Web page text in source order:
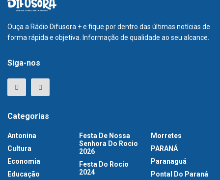
Ouça a Rádio Difusora + e fique por dentro das últimas notícias de
forma rápida e objetiva. Informação de qualidade ao seu alcance.
Siga-nos
Categorias
Antonina
Cultura
Economia
Educação
Festa De Nossa
Senhora Do Rocio
2026
Festa Do Rocio
2024
Morretes
PARANÁ
Paranaguá
Pontal Do Paraná